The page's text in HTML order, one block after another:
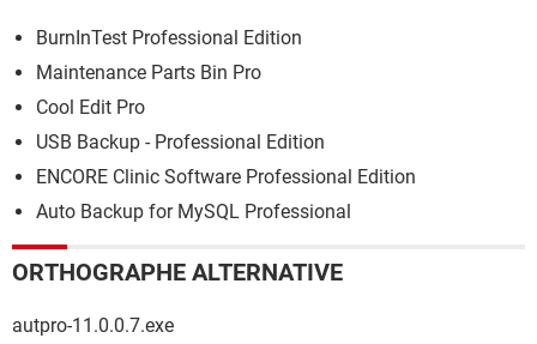
BurnInTest Professional Edition
Maintenance Parts Bin Pro
Cool Edit Pro
USB Backup - Professional Edition
ENCORE Clinic Software Professional Edition
Auto Backup for MySQL Professional
ORTHOGRAPHE ALTERNATIVE
autpro-11.0.0.7.exe